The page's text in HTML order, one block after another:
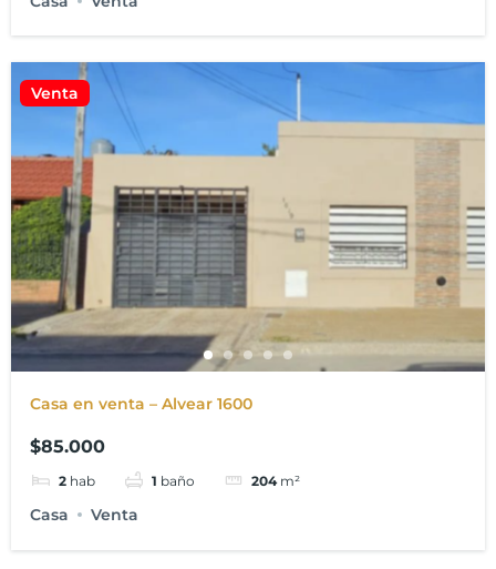
Venta
Casa en venta – Alvear 1600
$85.000
2 hab 1 baño 204 m²
Casa Venta